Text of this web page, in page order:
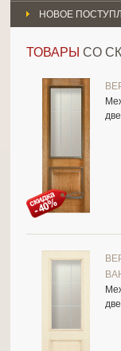
НОВОЕ
ТОВАРЫ СО